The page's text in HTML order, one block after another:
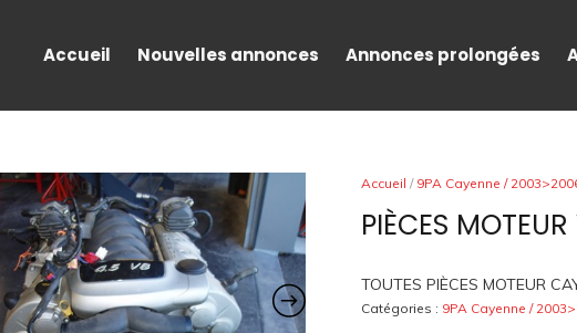
Accueil Nouvelles annonces Annonces prolongées
Accueil / 9PA Cayenne /
PIÈCES
TOUTES PIÈCES MOTEUR
Catégories : 9PA Cayenne /